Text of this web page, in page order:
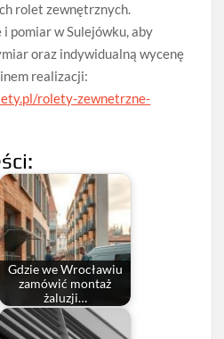
rolet zewnętrznych.
pomiar w Sulejówku, aby
oraz indywidualną wycenę
realizacji:
rolety-zewnetrzne-
Gdzie we Wrocławiu
zamówić montaż
żaluzji…